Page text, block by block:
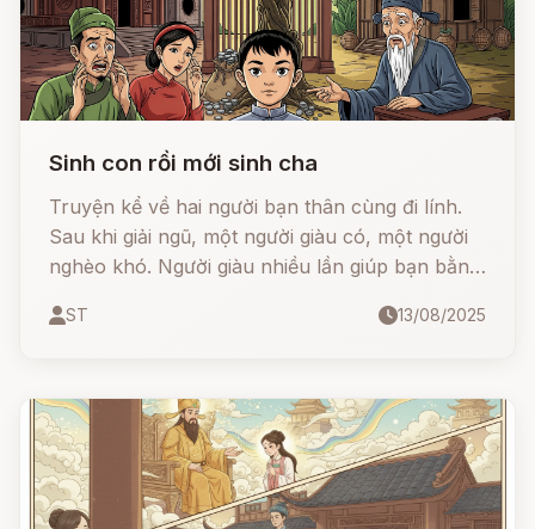
Sinh con rồi mới sinh cha
Truyện kể về hai người bạn thân cùng đi lính.
Sau khi giải ngũ, một người giàu có, một người
nghèo khó. Người giàu nhiều lần giúp bạn bằng
và sát hại.
ST 13/08/2025